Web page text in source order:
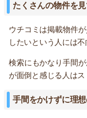
たくさんの物件を
ウチコミは掲載物件
したいという人には不
検索にもかなり手間
が面倒と感じる人はス
手間をかけずに理